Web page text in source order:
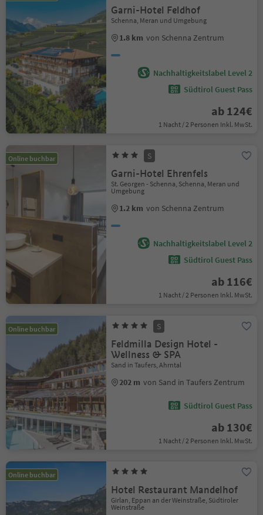
Garni-Hotel Feldhof
Schenna, Meran und Umgebung
1.8 km von Schenna Zentrum
Nachhaltigkeitslabel Level 2
Südtirol Guest Pass
ab 124€
1 Nacht / 2 Personen Inkl. MwSt.
Online buchbar S
Garni-Hotel Ehrenfels
St. Georgen - Schenna, Schenna, Meran und
Umgebung
1.2 km von Schenna Zentrum
Nachhaltigkeitslabel Level 2
Südtirol Guest Pass
ab 116€
1 Nacht / 2 Personen Inkl. MwSt.
Online buchbar S
Feldmilla Design Hotel -
Wellness & SPA
Sand in Taufers, Ahrntal
202 m von Sand in Taufers Zentrum
Südtirol Guest Pass
ab 130€
1 Nacht / 2 Personen Inkl. MwSt.
Online buchbar
Hotel Restaurant Mandelhof
Girlan, Eppan an der Weinstraße, Südtiroler
Weinstraße